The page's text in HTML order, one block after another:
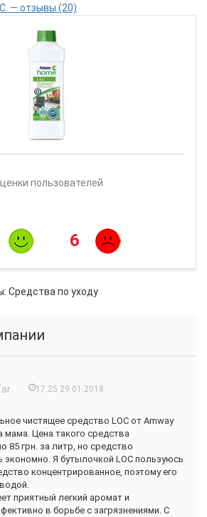
— отзывы (20)
пользователей
6
Средства по уходу
17:25 29.01.2018
чистящее средство LOC от Amway
мама. Цена такого средства
85 грн. за литр, но средство
экономно. Я бутылочкой LOC пользуюсь
концентрированное, поэтому его
приятный легкий аромат и
в борьбе с загрязнениями. С